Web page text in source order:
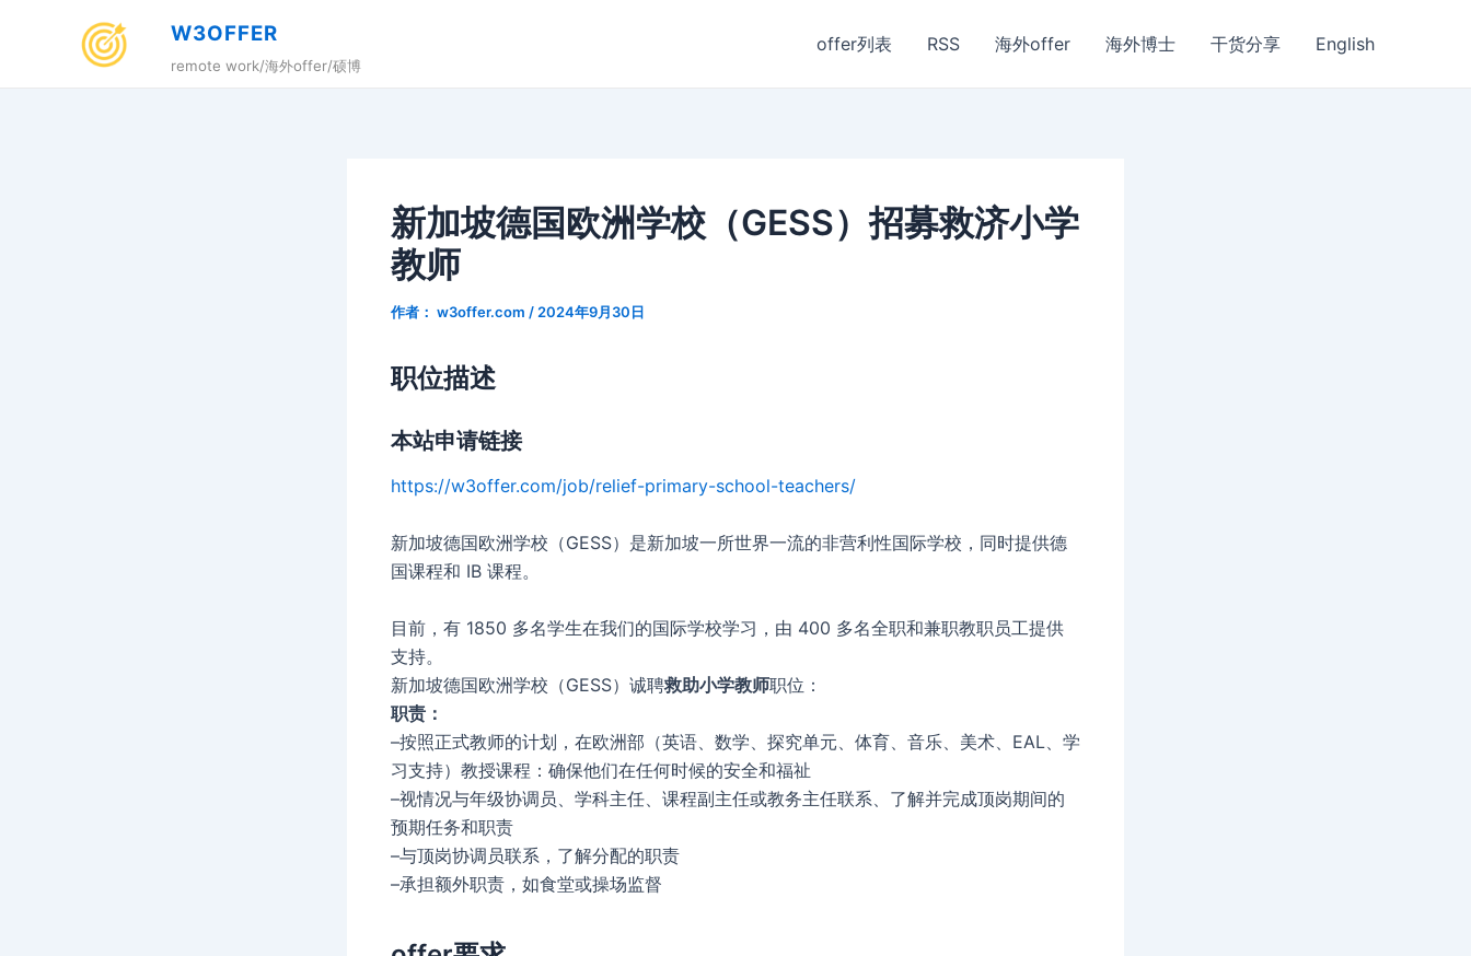
W3OFFER
remote work/海外offer/硕博
offer列表 RSS 海外offer 海外博士 干货分享 English
新加坡德国欧洲学校（GESS）招募救济小学
教师
作者： w3offer.com / 2024年9月30日
职位描述
本站申请链接
https://w3offer.com/job/relief-primary-school-teachers/
新加坡德国欧洲学校（GESS）是新加坡一所世界一流的非营利性国际学校，同时提供德
国课程和 IB 课程。
目前，有 1850 多名学生在我们的国际学校学习，由 400 多名全职和兼职教职员工提供
支持。
新加坡德国欧洲学校（GESS）诚聘救助小学教师职位：
职责：
–按照正式教师的计划，在欧洲部（英语、数学、探究单元、体育、音乐、美术、EAL、学
习支持）教授课程：确保他们在任何时候的安全和福祉
–视情况与年级协调员、学科主任、课程副主任或教务主任联系、了解并完成顶岗期间的
预期任务和职责
–与顶岗协调员联系，了解分配的职责
–承担额外职责，如食堂或操场监督